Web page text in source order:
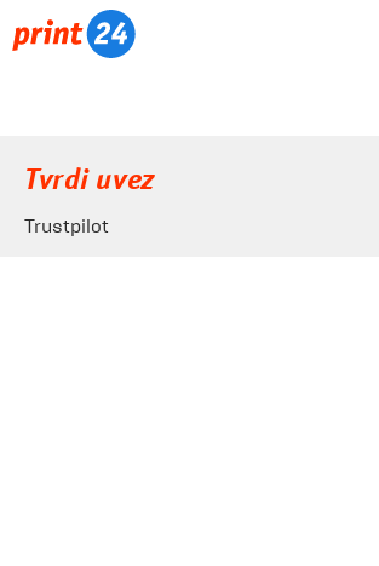
Tvrdi uvez
Trustpilot